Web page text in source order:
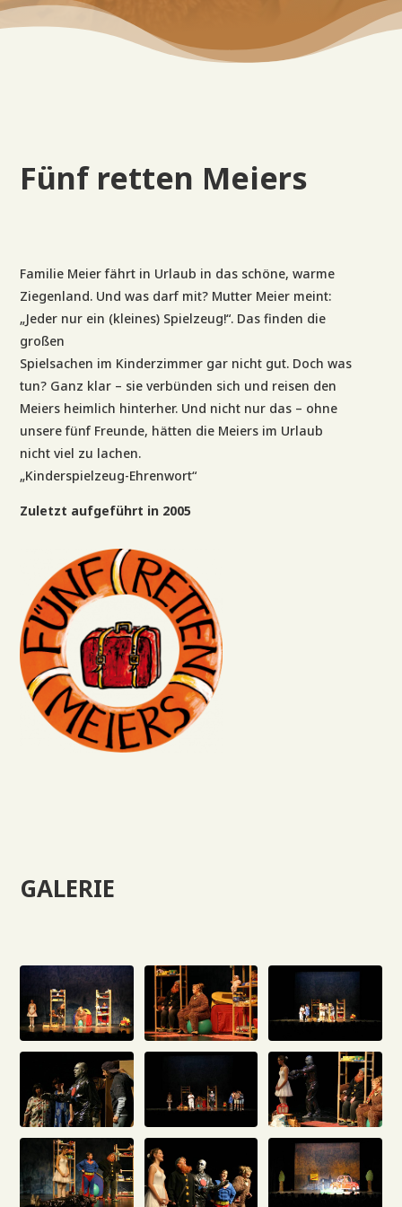
Fünf retten Meiers
Familie Meier fährt in Urlaub in das schöne, warme
Ziegenland. Und was darf mit? Mutter Meier meint:
„Jeder nur ein (kleines) Spielzeug!“. Das finden die
großen
Spielsachen im Kinderzimmer gar nicht gut. Doch was
tun? Ganz klar – sie verbünden sich und reisen den
Meiers heimlich hinterher. Und nicht nur das – ohne
unsere fünf Freunde, hätten die Meiers im Urlaub
nicht viel zu lachen.
„Kinderspielzeug-Ehrenwort“
Zuletzt aufgeführt in 2005
GALERIE